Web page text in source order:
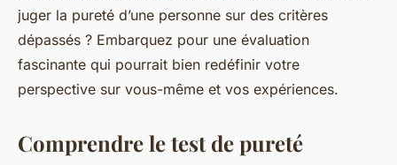
juger la pureté d’une personne sur des critères
dépassés ? Embarquez pour une évaluation
fascinante qui pourrait bien redéfinir votre
perspective sur vous-même et vos expériences.
Comprendre le test de pureté